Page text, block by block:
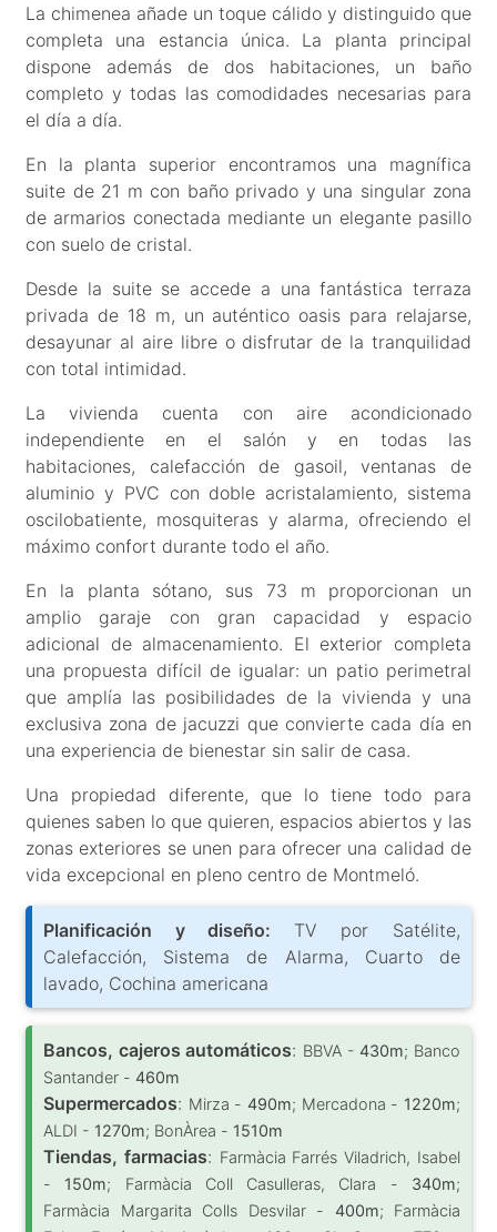
La chimenea añade un toque cálido y distinguido que
completa una estancia única. La planta principal
dispone además de dos habitaciones, un baño
completo y todas las comodidades necesarias para
el día a día.
En la planta superior encontramos una magnífica
suite de 21 m con baño privado y una singular zona
de armarios conectada mediante un elegante pasillo
con suelo de cristal.
Desde la suite se accede a una fantástica terraza
privada de 18 m, un auténtico oasis para relajarse,
desayunar al aire libre o disfrutar de la tranquilidad
con total intimidad.
La vivienda cuenta con aire acondicionado
independiente en el salón y en todas las
habitaciones, calefacción de gasoil, ventanas de
aluminio y PVC con doble acristalamiento, sistema
oscilobatiente, mosquiteras y alarma, ofreciendo el
máximo confort durante todo el año.
En la planta sótano, sus 73 m proporcionan un
amplio garaje con gran capacidad y espacio
adicional de almacenamiento. El exterior completa
una propuesta difícil de igualar: un patio perimetral
que amplía las posibilidades de la vivienda y una
exclusiva zona de jacuzzi que convierte cada día en
una experiencia de bienestar sin salir de casa.
Una propiedad diferente, que lo tiene todo para
quienes saben lo que quieren, espacios abiertos y las
zonas exteriores se unen para ofrecer una calidad de
vida excepcional en pleno centro de Montmeló.
Planificación y diseño: TV por Satélite,
Calefacción, Sistema de Alarma, Cuarto de
lavado, Cochina americana
Bancos, cajeros automáticos: BBVA -430m; Banco
Santander - 460m
Supermercados: Mirza -490m; Mercadona - 1220m;
ALDI - 1270m; BonÀrea - 1510m
Tiendas, farmacias: Farmàcia Farrés Viladrich, Isabel
- 150m; Farmàcia Coll Casulleras, Clara - 340m;
Farmàcia Margarita Colls Desvilar - 400m; Farmàcia